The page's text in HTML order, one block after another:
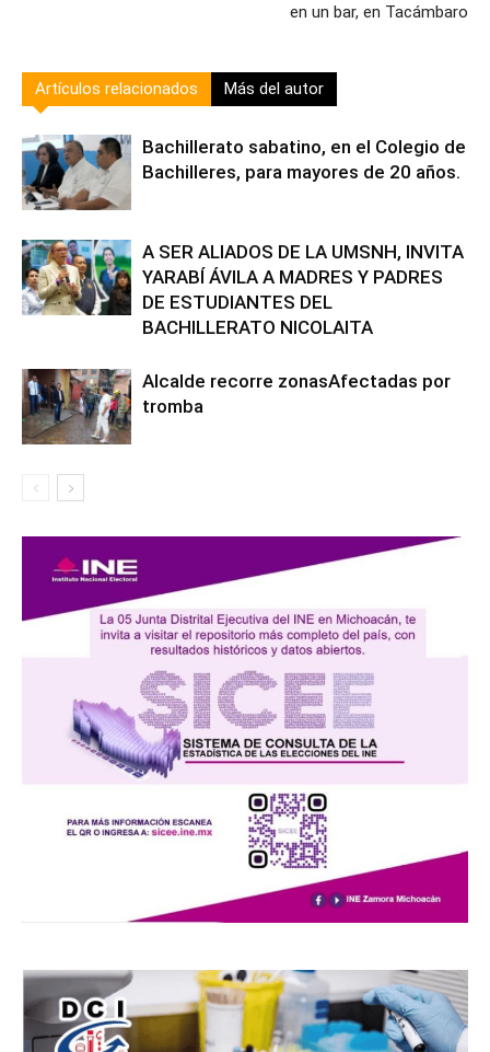
en un bar, en Tacámbaro
Artículos relacionados Más del autor
Bachillerato sabatino, en el Colegio de
Bachilleres, para mayores de 20 años.
A SER ALIADOS DE LA UMSNH, INVITA
YARABÍ ÁVILA A MADRES Y PADRES
DE ESTUDIANTES DEL
BACHILLERATO NICOLAITA
Alcalde recorre zonasAfectadas por
tromba